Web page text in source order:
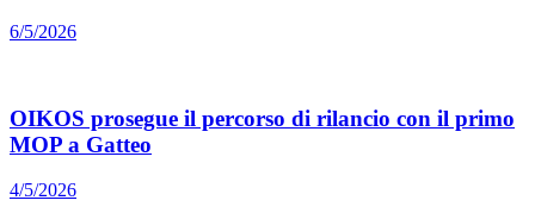
6/5/2026
OIKOS prosegue il percorso di rilancio con il primo
MOP a Gatteo
4/5/2026